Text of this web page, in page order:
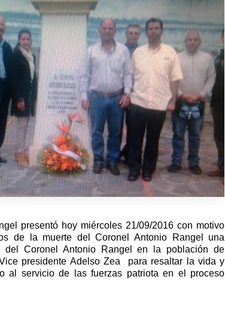
presentó hoy miércoles 21/09/2016 con motivo
de la muerte del Coronel Antonio Rangel una
Coronel Antonio Rangel en la población de
presidente Adelso Zea
para resaltar la vida y
al servicio de las fuerzas patriota en el proceso